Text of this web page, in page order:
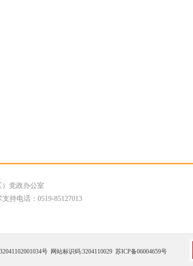
党政办公室
持电话：0519-85127013
号 网站标识码:3204110029 苏ICP备06004659号